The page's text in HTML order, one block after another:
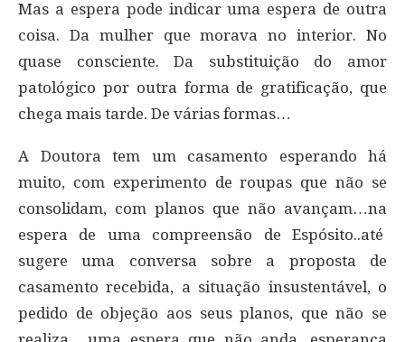
Mas a espera pode indicar uma espera de outra
coisa. Da mulher que morava no interior. No
quase consciente. Da substituição do amor
patológico por outra forma de gratificação, que
chega mais tarde. De várias formas…
A Doutora tem um casamento esperando há
muito, com experimento de roupas que não se
consolidam, com planos que não avançam…na
espera de uma compreensão de Espósito..até
sugere uma conversa sobre a proposta de
casamento recebida, a situação insustentável, o
pedido de objeção aos seus planos, que não se